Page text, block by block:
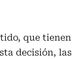
que tienen
decisión, las